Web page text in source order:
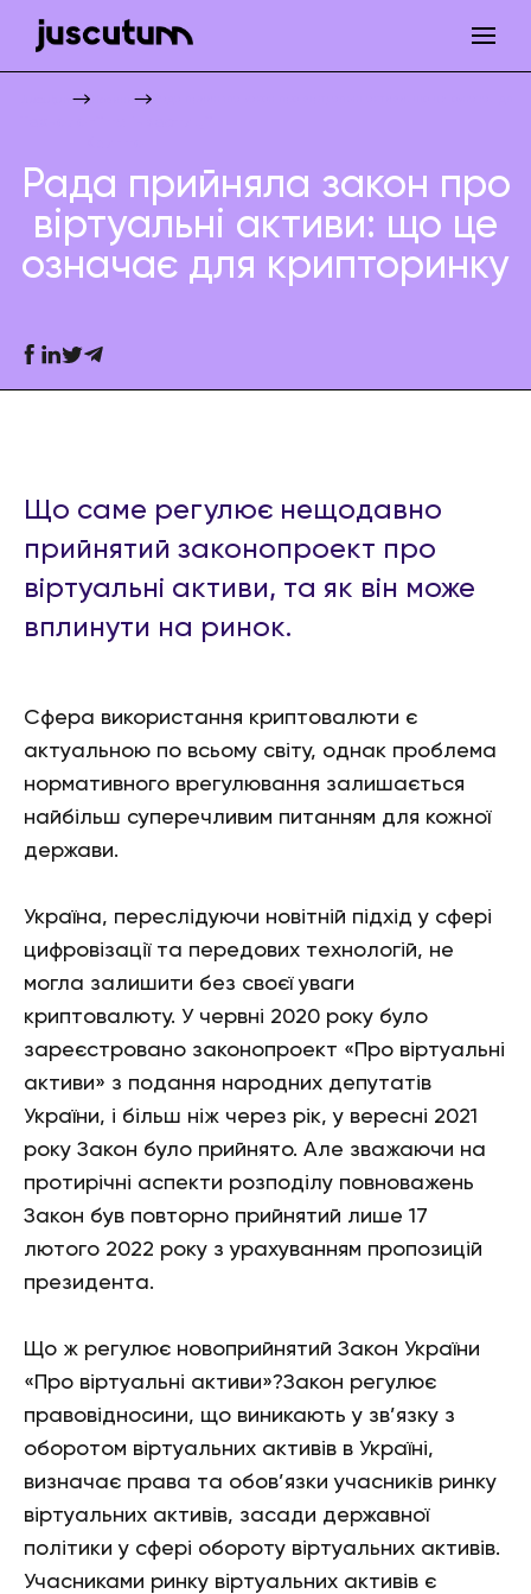
Рада прийняла закон про
віртуальні активи: що це
означає для крипторинку
Що саме регулює нещодавно
прийнятий законопроект про
віртуальні активи, та як він може
вплинути на ринок.
Сфера використання криптовалюти є
актуальною по всьому світу, однак проблема
нормативного врегулювання залишається
найбільш суперечливим питанням для кожної
держави.
Україна, переслідуючи новітній підхід у сфері
цифровізації та передових технологій, не
могла залишити без своєї уваги
криптовалюту. У червні 2020 року було
зареєстровано законопроект «Про віртуальні
активи» з подання народних депутатів
України, і більш ніж через рік, у вересні 2021
року Закон було прийнято. Але зважаючи на
протирічні аспекти розподілу повноважень
Закон був повторно прийнятий лише 17
лютого 2022 року з урахуванням пропозицій
президента.
Що ж регулює новоприйнятий Закон України
«Про віртуальні активи»?Закон регулює
правовідносини, що виникають у зв’язку з
оборотом віртуальних активів в Україні,
визначає права та обов’язки учасників ринку
віртуальних активів, засади державної
політики у сфері обороту віртуальних активів.
Учасниками ринку віртуальних активів є